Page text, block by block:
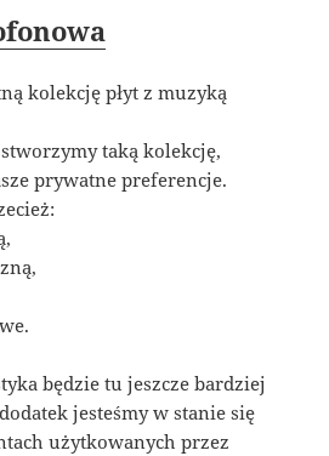
kolekcję płyt z muzyką
taką kolekcję,
prywatne preferencje.
będzie tu jeszcze bardziej
jesteśmy w stanie się
użytkowanych przez